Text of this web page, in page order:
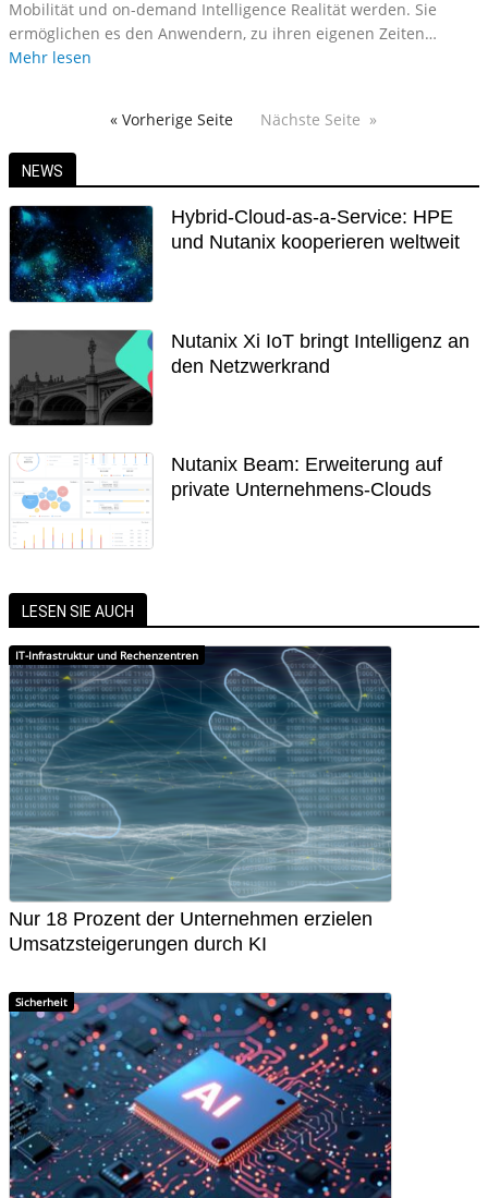
Mobilität und on-demand Intelligence Realität werden. Sie
ermöglichen es den Anwendern, zu ihren eigenen Zeiten…
Mehr lesen
« Vorherige Seite Nächste Seite
NEWS
Hybrid-Cloud-as-a-Service: HPE
und Nutanix kooperieren weltweit
Nutanix Xi IoT bringt Intelligenz an
den Netzwerkrand
Nutanix Beam: Erweiterung auf
private Unternehmens-Clouds
LESEN SIE AUCH
IT-Infrastruktur und Rechenzentren
Nur 18 Prozent der Unternehmen erzielen
Umsatzsteigerungen durch KI
Sicherheit